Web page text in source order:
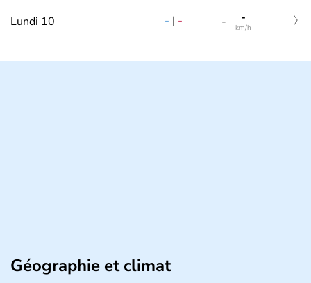
Lundi 10 - | - - -
km/h
Géographie et climat